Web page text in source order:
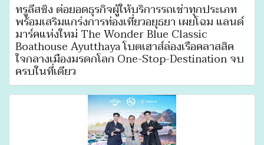
ทรูลีสซิ่ง ต่อยอดธุรกิจผู้ให้บริการรถเช่าทุกประเภท
พร้อมเสริมแกร่งการท่องเที่ยวอยุธยา เผยโฉม แลนด์
มาร์คแห่งใหม่ The Wonder Blue Classic
Boathouse Ayutthaya โบตเฮาส์ล่องเรือคลาสสิค
ใจกลางเมืองมรดกโลก One-Stop-Destination จบ
ครบในที่เดียว